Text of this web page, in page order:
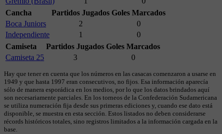
Cancha
Partidos Jugados Goles Marcados
Boca Juniors
2
0
Independiente
1
0
Camiseta
Partidos Jugados Goles Marcados
Camiseta 25
3 0
Hay que tener en cuenta que los números en las casacas comenzaron a usarse en
1949 y que hasta 1997 eran consecutivos, no fijos. Esa información aparecía
sólo de manera esporádica en los medios, por lo que los datos brindados aquí
son necesariamente parciales. En los torneos de la Confederación Sudamericana
se utiliza numeración fija desde sus primeras ediciones y, cuando ese dato está
disponible, se muestra en esta sección. Estos listados no deben considerarse
récords históricos totales, sino registros limitados a la información cargada en la
base.